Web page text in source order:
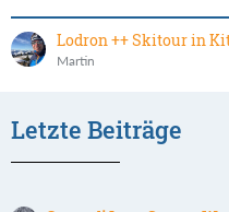
Lodron ++ Skitour in
Martin
Letzte Beiträge